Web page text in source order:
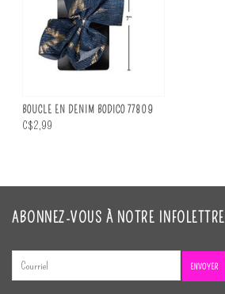
BOUCLE EN DENIM BODICO 77809
C$2,99
ABONNEZ-VOUS À NOTRE INFOLETTRE
ENVOYER